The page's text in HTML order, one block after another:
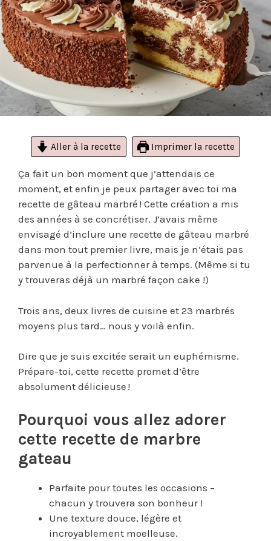
Aller à la recette Imprimer la recette
Ça fait un bon moment que j’attendais ce
moment, et enfin je peux partager avec toi ma
recette de gâteau marbré ! Cette création a mis
des années à se concrétiser. J’avais même
envisagé d’inclure une recette de gâteau marbré
dans mon tout premier livre, mais je n’étais pas
parvenue à la perfectionner à temps. (Même si tu
y trouveras déjà un marbré façon cake !)
Trois ans, deux livres de cuisine et 23 marbrés
moyens plus tard… nous y voilà enfin.
Dire que je suis excitée serait un euphémisme.
Prépare-toi, cette recette promet d’être
absolument délicieuse !
Pourquoi vous allez adorer
cette recette de marbre
gateau
Parfaite pour toutes les occasions –
chacun y trouvera son bonheur !
Une texture douce, légère et
incroyablement moelleuse.